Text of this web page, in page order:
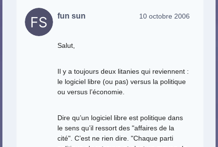
fun sun 10 octobre 2006
Salut,
Il y a toujours deux litanies qui reviennent :
le logiciel libre (ou pas) versus la politique
ou versus l’économie.
Dire qu’un logiciel libre est politique dans
le sens qu’il ressort des "affaires de la
cité". C’est ne rien dire. "Chaque parti